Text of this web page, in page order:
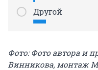
Другой
Фото: Фото автора и
Винникова, монтаж